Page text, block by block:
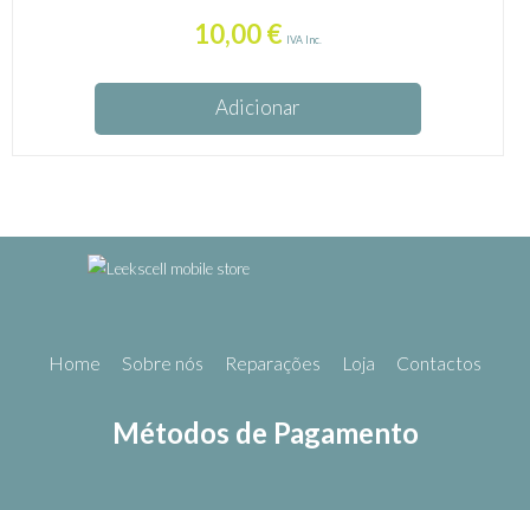
10,00€ IVA Inc.
Adicionar
Home Sobre nós Reparações Loja Contactos
Métodos de Pagamento